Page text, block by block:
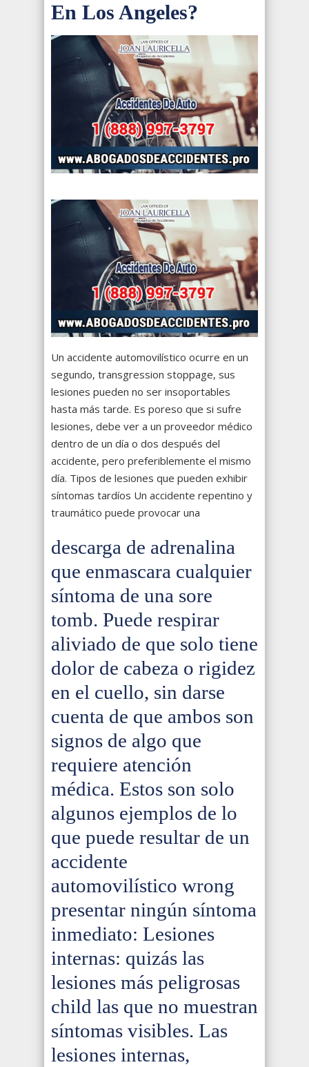
En Los Angeles?
Un accidente automovilístico ocurre en un
segundo, transgression stoppage, sus
lesiones pueden no ser insoportables
hasta más tarde. Es poreso que si sufre
lesiones, debe ver a un proveedor médico
dentro de un día o dos después del
accidente, pero preferiblemente el mismo
día. Tipos de lesiones que pueden exhibir
síntomas tardíos Un accidente repentino y
traumático puede provocar una
descarga de adrenalina
que enmascara cualquier
síntoma de una sore
tomb. Puede respirar
aliviado de que solo tiene
dolor de cabeza o rigidez
en el cuello, sin darse
cuenta de que ambos son
signos de algo que
requiere atención
médica. Estos son solo
algunos ejemplos de lo
que puede resultar de un
accidente
automovilístico wrong
presentar ningún síntoma
inmediato: Lesiones
internas: quizás las
lesiones más peligrosas
child las que no muestran
síntomas visibles. Las
lesiones internas,